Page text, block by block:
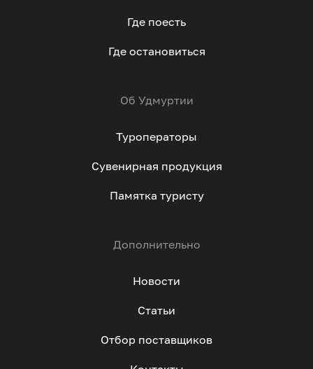
Где поесть
Где остановиться
Об Удмуртии
Туроператоры
Сувенирная продукция
Памятка туристу
Дополнительно
Новости
Статьи
Отбор поставщиков